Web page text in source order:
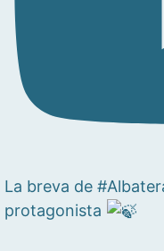
La breva de
protagonista